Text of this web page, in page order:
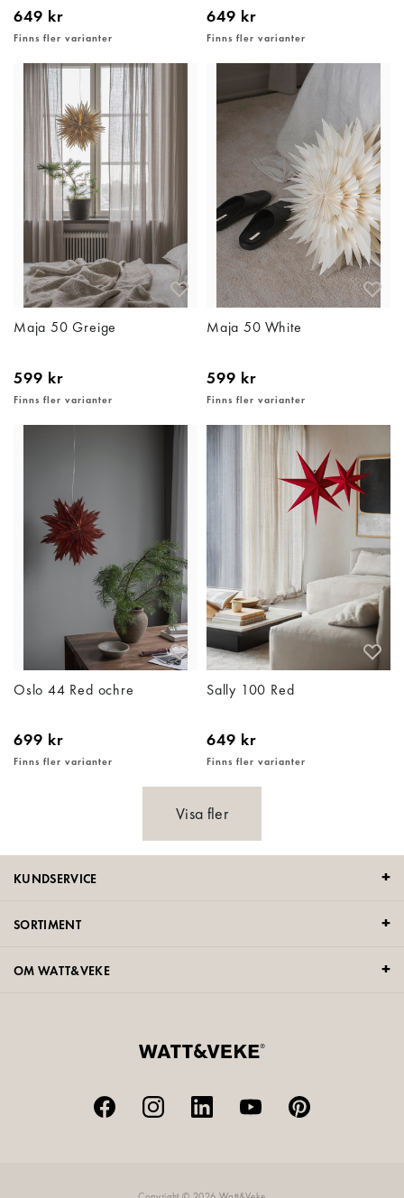
649 kr
Finns fler varianter
649 kr
Finns fler varianter
Maja 50 Greige
599 kr
Finns fler varianter
Maja 50 White
599 kr
Finns fler varianter
Oslo 44 Red ochre
699 kr
Finns fler varianter
Sally 100 Red
649 kr
Finns fler varianter
Visa fler
KUNDSERVICE
SORTIMENT
OM WATT&VEKE